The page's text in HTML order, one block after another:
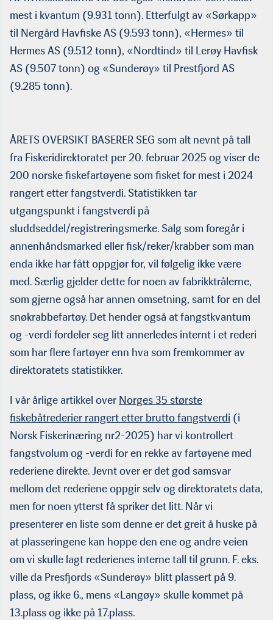
mest i kvantum (9.931 tonn). Etterfulgt av «Sørkapp»
til Nergård Havfiske AS (9.593 tonn), «Hermes» til
Hermes AS (9.512 tonn), «Nordtind» til Lerøy Havfisk
AS (9.507 tonn) og «Sunderøy» til Prestfjord AS
(9.285 tonn).
ÅRETS OVERSIKT BASERER SEG som alt nevnt på tall
fra Fiskeridirektoratet per 20. februar 2025 og viser de
200 norske fiskefartøyene som fisket for mest i 2024
rangert etter fangstverdi. Statistikken tar
utgangspunkt i fangstverdi på
sluddseddel/registreringsmerke. Salg som foregår i
annenhåndsmarked eller fisk/reker/krabber som man
enda ikke har fått oppgjør for, vil følgelig ikke være
med. Særlig gjelder dette for noen av fabrikktrålerne,
som gjerne også har annen omsetning, samt for en del
snøkrabbefartøy. Det hender også at fangstkvantum
og -verdi fordeler seg litt annerledes internt i et rederi
som har flere fartøyer enn hva som fremkommer av
direktoratets statistikker.
I vår årlige artikkel over Norges 35 største
fiskebåtrederier rangert etter brutto fangstverdi (i
Norsk Fiskerinæring nr2-2025) har vi kontrollert
fangstvolum og -verdi for en rekke av fartøyene med
rederiene direkte. Jevnt over er det god samsvar
mellom det rederiene oppgir selv og direktoratets data,
men for noen ytterst få spriker det litt. Når vi
presenterer en liste som denne er det greit å huske på
at plasseringene kan hoppe den ene og andre veien
om vi skulle lagt rederienes interne tall til grunn. F. eks.
ville da Presfjords «Sunderøy» blitt plassert på 9.
plass, og ikke 6., mens «Langøy» skulle kommet på
13.plass og ikke på 17.plass.